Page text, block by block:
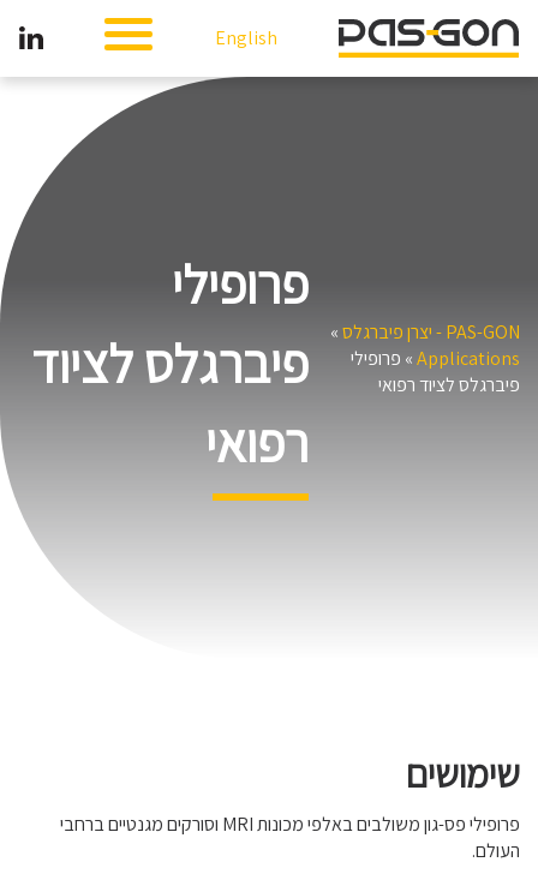
English
PAS-GON - יצרן פיברגלס
»
Applications
» פרופילי
פיברגלס לציוד רפואי
פרופילי
פיברגלס לציוד
רפואי
שימושים
פרופילי פס-גון משולבים באלפי מכונות MRI וסורקים מגנטיים ברחבי
העולם.